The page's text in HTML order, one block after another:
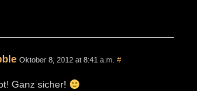
Oktober 8, 2012 at 8:41 a.m. #
Ganz sicher!